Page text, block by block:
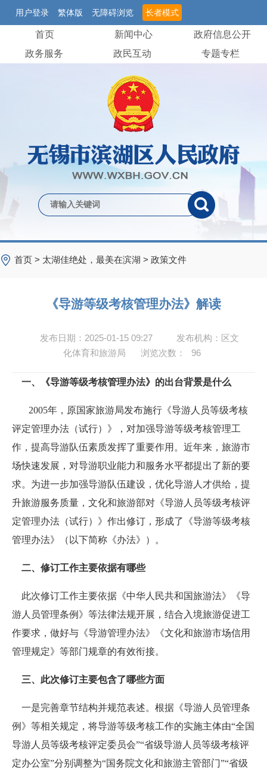
用户登录 繁体版 无障碍浏览 长者模式
首页 新闻中心
政府信息公开
政务服务
政民互动 专题专栏
首页 > 太湖佳绝处，最美在滨湖 > 政策文件
《导游等级考核管理办法》解读
发布日期：2025-01-15 09:27
发布机构：区文
化体育和旅游局
浏览次数： 96
一、 《导游等级考核管理办法》的出台背景是什么
2005年，原国家旅游局发布施行《导游人员等级考核
评定管理办法（试行）》，对加强导游等级考核管理工
作，提高导游队伍素质发挥了重要作用。近年来，旅游市
场快速发展，对导游职业能力和服务水平都提出了新的要
求。为进一步加强导游队伍建设，优化导游人才供给，提
升旅游服务质量，文化和旅游部对《导游人员等级考核评
定管理办法（试行）》作出修订，形成了《导游等级考核
管理办法》（以下简称《办法》）。
二、 修订工作主要依据有哪些
此次修订工作主要依据《中华人民共和国旅游法》《导
游人员管理条例》等法律法规开展，结合入境旅游促进工
作要求，做好与《导游管理办法》《文化和旅游市场信用
管理规定》等部门规章的有效衔接。
三、 此次修订主要包含了哪些方面
一是完善章节结构并规范表述。根据《导游人员管理条
例》等相关规定，将导游等级考核工作的实施主体由“全国
导游人员等级考核评定委员会”“省级导游人员等级考核评
定办公室”分别调整为“国务院文化和旅游主管部门”“省级